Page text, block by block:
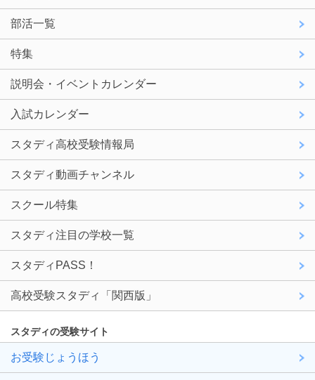
部活一覧
特集
説明会・イベントカレンダー
入試カレンダー
スタディ高校受験情報局
スタディ動画チャンネル
スクール特集
スタディ注目の学校一覧
スタディPASS！
高校受験スタディ「関西版」
スタディの受験サイト
お受験じょうほう